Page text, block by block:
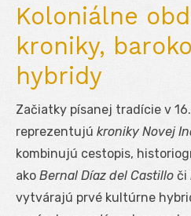
Koloniálne
kroniky,
hybridy
Začiatky písanej tradície v
reprezentujú kroniky Novej
kombinujú cestopis,
ako Bernal Díaz del Castillo či
vytvárajú prvé kultúrne